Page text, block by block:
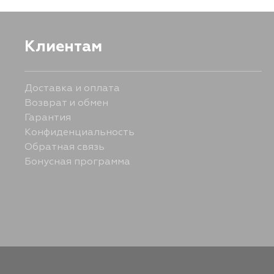
Клиентам
Доставка и оплата
Возврат и обмен
Гарантия
Конфиденциальность
Обратная связь
Бонусная программа